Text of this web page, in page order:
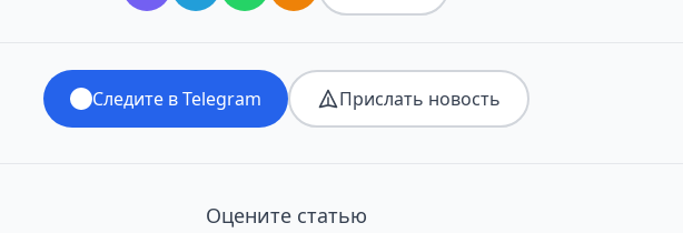
Следите в Telegram Прислать новость
Оцените статью